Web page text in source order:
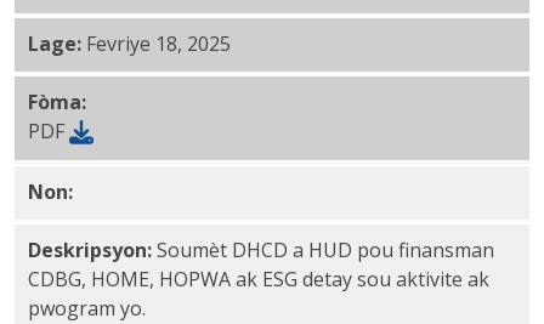
Lage: Fevriye 18, 2025
Fòma:
PDF
Non:Plan Aksyon Anyèl Ane 2024—2025 PDF
Deskripsyon:Soumèt DHCD a HUD pou finansman
CDBG, HOME, HOPWA ak ESG detay sou aktivite ak
pwogram yo.